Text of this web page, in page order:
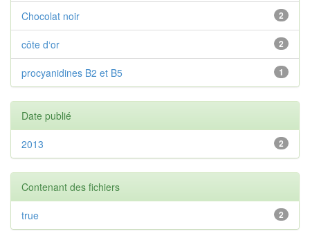
2
Chocolat noir
2
côte d‘or
1
procyanidines B2 et B5
Date publié
2
2013
Contenant des fichiers
2
true